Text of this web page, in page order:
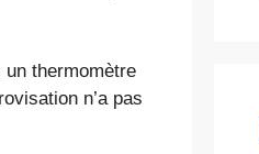
thermomètre
n’a pas